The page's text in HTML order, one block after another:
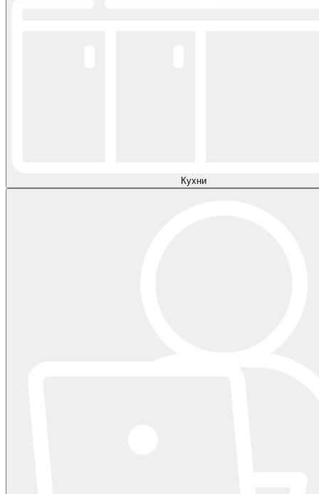
Кухни